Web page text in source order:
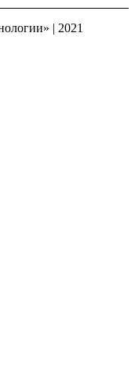
| 2021